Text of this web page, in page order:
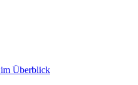
im Überblick